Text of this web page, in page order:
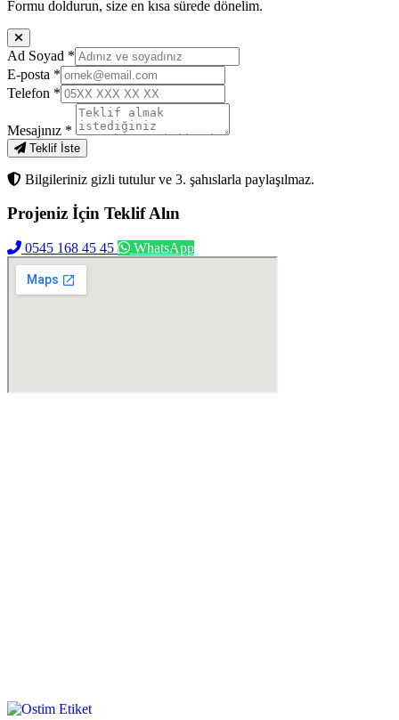
Formu doldurun, size en kısa sürede dönelim.
Ad Soyad *
E-posta *
Telefon *
Mesajınız *
Teklif İste
Bilgileriniz gizli tutulur ve 3. şahıslarla paylaşılmaz.
Projeniz İçin Teklif Alın
0545 168 45 45 WhatsApp